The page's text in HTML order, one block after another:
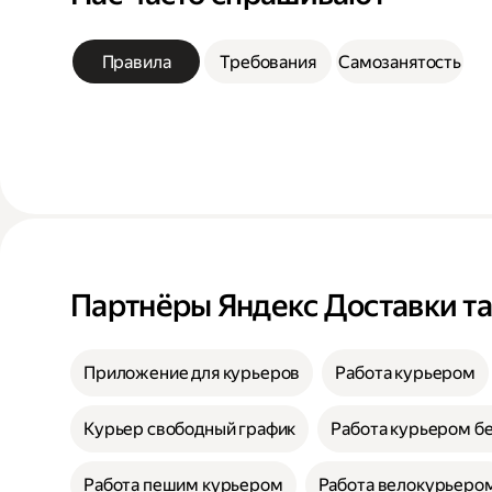
Правила Требования Самозанятость
Партнёры Яндекс Доставки
Приложение для курьеров Работа курьером
Курьер свободный график Работа курьером
Работа пешим курьером Работа